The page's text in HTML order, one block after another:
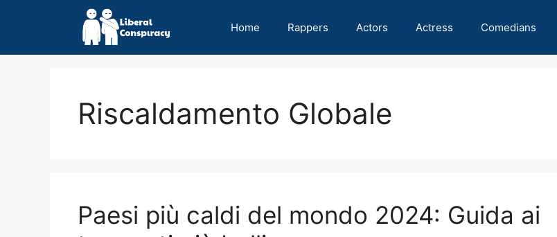
Home Rappers Actors Actress Comedians
Riscaldamento Globale
Paesi più caldi del mondo 2024: Guida ai